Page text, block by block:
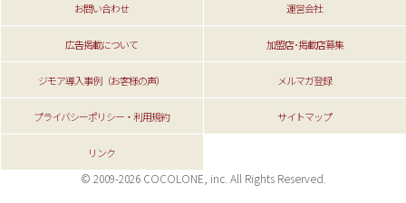
お問い合わせ 運営会社
広告掲載について 加盟店･掲載店募集
ジモア導入事例（お客様の声） メルマガ登録
プライバシーポリシー・利用規約 サイトマップ
リンク
© 2009-2026 COCOLONE, inc. All Rights Reserved.